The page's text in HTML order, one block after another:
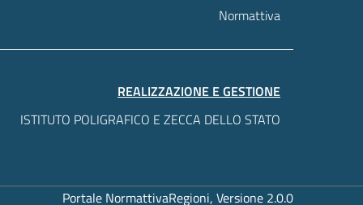
Normattiva
REALIZZAZIONE E GESTIONE
ISTITUTO POLIGRAFICO E ZECCA DELLO STATO
Portale NormattivaRegioni, Versione 2.0.0